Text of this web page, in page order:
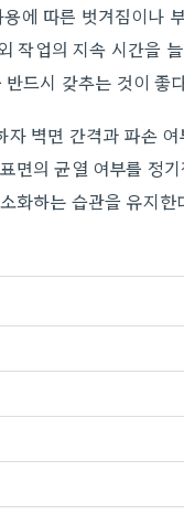
에 따른 벗겨짐이나
작업의 지속 시간을
드시 갖추는 것이 좋
자 벽면 간격과 파손
면의 균열 여부를 정
화하는 습관을 유지한